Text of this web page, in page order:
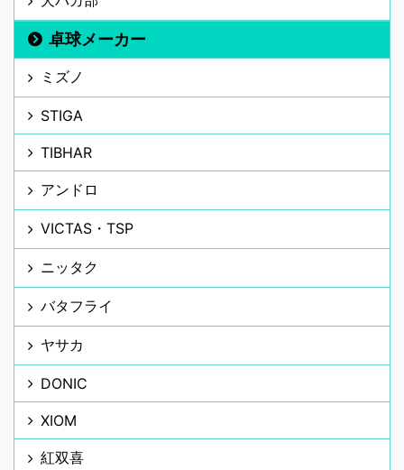
卓球メーカー
ミズノ
STIGA
TIBHAR
アンドロ
VICTAS・TSP
ニッタク
バタフライ
ヤサカ
DONIC
XIOM
紅双喜